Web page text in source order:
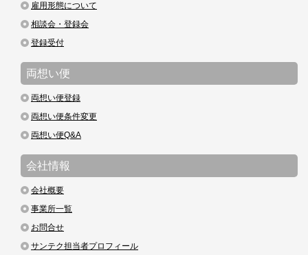
雇用形態について
相談会・登録会
登録受付
両想い便
両想い便登録
両想い便条件変更
両想い便Q&A
会社情報
会社概要
事業所一覧
お問合せ
サンテク担当者プロフィール